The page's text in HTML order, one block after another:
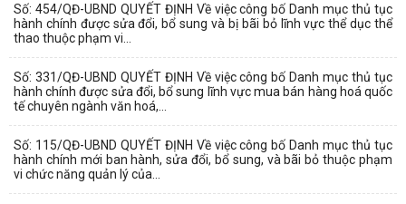
Số: 454/QĐ-UBND QUYẾT ĐỊNH Về việc công bố Danh mục thủ tục
hành chính được sửa đổi, bổ sung và bị bãi bỏ lĩnh vực thể dục thể
thao thuộc phạm vi...
Số: 331/QĐ-UBND QUYẾT ĐỊNH Về việc công bố Danh mục thủ tục
hành chính được sửa đổi, bổ sung lĩnh vực mua bán hàng hoá quốc
tế chuyên ngành văn hoá,...
Số: 115/QĐ-UBND QUYẾT ĐỊNH Về việc công bố Danh mục thủ tục
hành chính mới ban hành, sửa đổi, bổ sung, và bãi bỏ thuộc phạm
vi chức năng quản lý của...